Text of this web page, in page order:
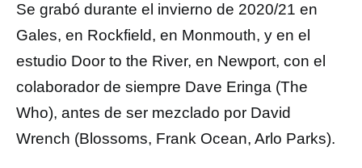
Se grabó durante el invierno de 2020/21 en
Gales, en Rockfield, en Monmouth, y en el
estudio Door to the River, en Newport, con el
colaborador de siempre Dave Eringa (The
Who), antes de ser mezclado por David
Wrench (Blossoms, Frank Ocean, Arlo Parks).